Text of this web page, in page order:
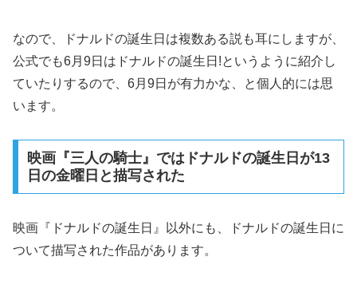
なので、ドナルドの誕生日は複数ある説も耳にしますが、
公式でも6月9日はドナルドの誕生日!というように紹介し
ていたりするので、6月9日が有力かな、と個人的には思
います。
映画『三人の騎士』ではドナルドの誕生日が13
日の金曜日と描写された
映画『ドナルドの誕生日』以外にも、ドナルドの誕生日に
ついて描写された作品があります。